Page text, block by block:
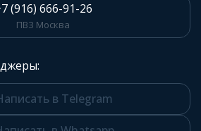
(916) 666-91-26
ПВЗ Москва
в Telegram